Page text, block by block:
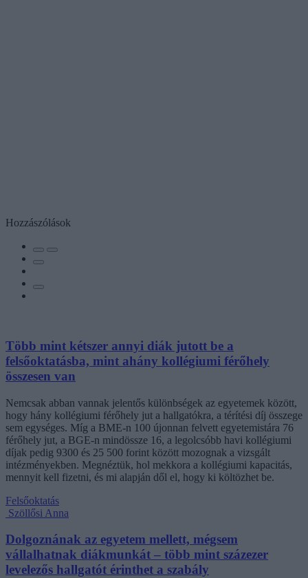
Hozzászólások
Több mint kétszer annyi diák jutott be a
felsőoktatásba, mint ahány kollégiumi férőhely
összesen van
Nemcsak abban vannak jelentős különbségek az egyetemek között,
hogy hány kollégiumi férőhely jut a hallgatókra, a térítési díj összege
sem egységes. Míg a BME-n 100 újonnan felvett egyetemistára 76
férőhely jut, a BGE-n mindössze 16, a legolcsóbb havi kollégiumi
díjak pedig 9300 és 25 500 forint között mozognak a vizsgált
intézményekben. Megnéztük, hol mekkora a kollégiumi kapacitás,
mennyit kell fizetni, és mi alapján dől el, hogy ki költözhet be.
Felsőoktatás
Szöllősi Anna
Dolgoznának az egyetem mellett, mégsem
vállalhatnak diákmunkát – több mint százezer
levelezős hallgatót érinthet a szabály